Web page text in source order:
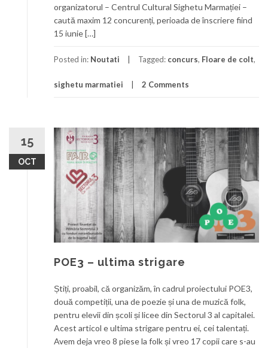
organizatorul – Centrul Cultural Sighetu Marmației –
caută maxim 12 concurenți, perioada de înscriere fiind
15 iunie […]
Posted in: Noutati Tagged: concurs, Floare de colt,
sighetu marmatiei 2 Comments
15
OCT
POE3 – ultima strigare
Știți, proabil, că organizăm, în cadrul proiectului POE3,
două competiții, una de poezie și una de muzică folk,
pentru elevii din școli și licee din Sectorul 3 al capitalei.
Acest articol e ultima strigare pentru ei, cei talentați.
Avem deja vreo 8 piese la folk și vreo 17 copii care s-au